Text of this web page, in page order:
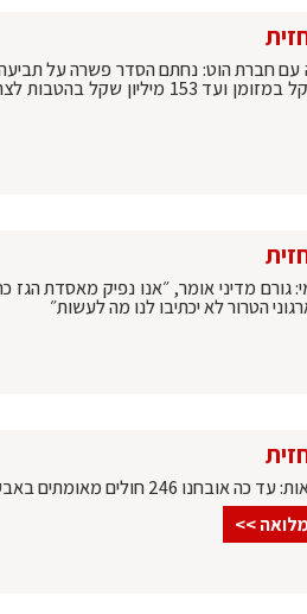
חברת הוט: נחתם הסדר פשרה על תביעה
70 מיליון שקל במזומן ועד
גורם מדיני אומר, ״אנו נפיק מאסדת
הטרור לא יכתיבו לנו מה לעשות״
באבעבועות הקוף והתחסנו עד כה מעל 3300 | פרטים בכתבה >>>
>>